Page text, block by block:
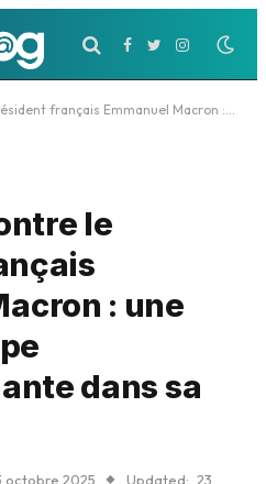
Facebook
TwitterInstagram
Macron : une nouvelle étape impressionnante dans sa carrière
le
: une
dans sa
octobre 2025 Updated: 23